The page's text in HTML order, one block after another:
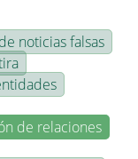
noticias falsas
de relaciones